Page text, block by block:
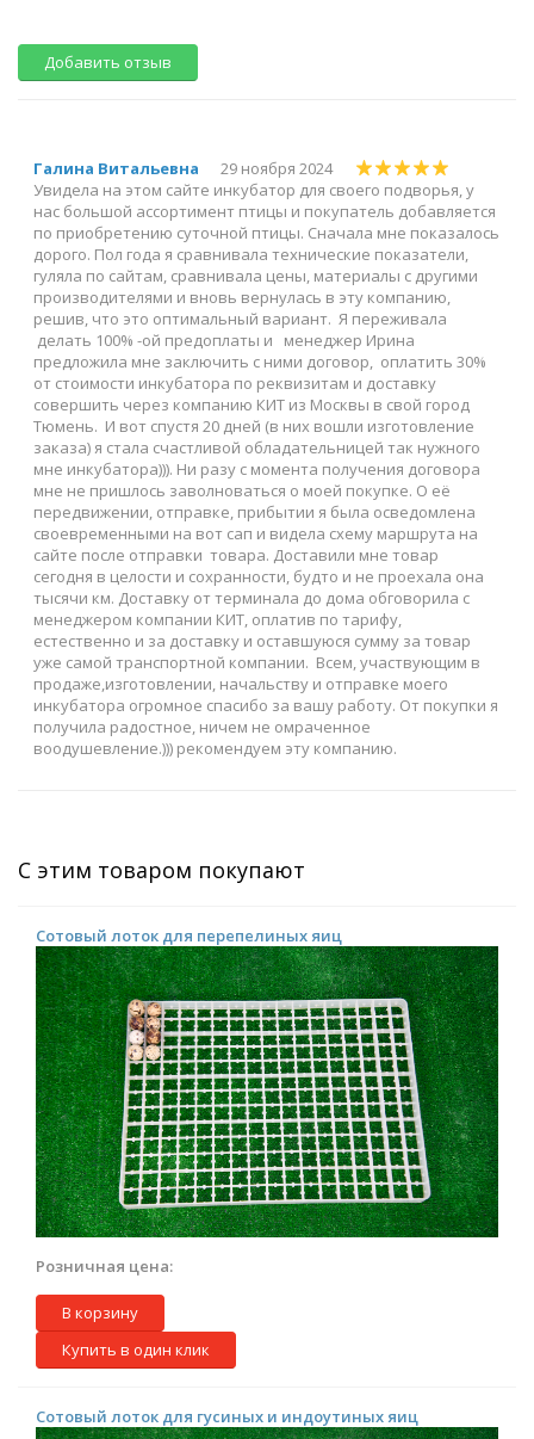
Добавить отзыв
Галина Витальевна
29 ноября 2024
Увидела на этом сайте инкубатор для своего подворья, у
нас большой ассортимент птицы и покупатель добавляется
по приобретению суточной птицы. Сначала мне показалось
дорого. Пол года я сравнивала технические показатели,
гуляла по сайтам, сравнивала цены, материалы с другими
производителями и вновь вернулась в эту компанию,
решив, что это оптимальный вариант. Я переживала
делать 100% -ой предоплаты и менеджер Ирина
предложила мне заключить с ними договор, оплатить 30%
от стоимости инкубатора по реквизитам и доставку
совершить через компанию КИТ из Москвы в свой город
Тюмень. И вот спустя 20 дней (в них вошли изготовление
заказа) я стала счастливой обладательницей так нужного
мне инкубатора))). Ни разу с момента получения договора
мне не пришлось заволноваться о моей покупке. О её
передвижении, отправке, прибытии я была осведомлена
своевременными на вот сап и видела схему маршрута на
сайте после отправки товара. Доставили мне товар
сегодня в целости и сохранности, будто и не проехала она
тысячи км. Доставку от терминала до дома обговорила с
менеджером компании КИТ, оплатив по тарифу,
естественно и за доставку и оставшуюся сумму за товар
уже самой транспортной компании. Всем, участвующим в
продаже,изготовлении, начальству и отправке моего
инкубатора огромное спасибо за вашу работу. От покупки я
получила радостное, ничем не омраченное
воодушевление.))) рекомендуем эту компанию.
С этим товаром покупают
Сотовый лоток для перепелиных яиц
Розничная цена:
В корзину
Купить в один клик
Сотовый лоток для гусиных и индоутиных яиц